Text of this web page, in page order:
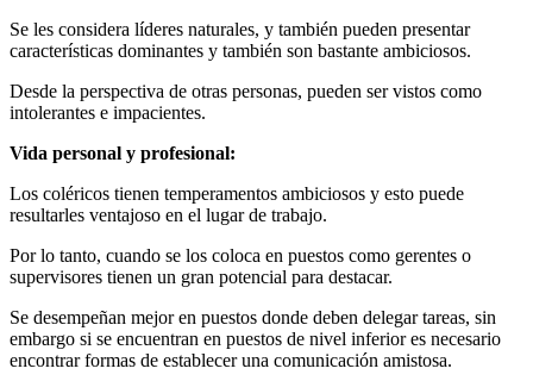
Se les considera líderes naturales, y también pueden presentar
características dominantes y también son bastante ambiciosos.
Desde la perspectiva de otras personas, pueden ser vistos como
intolerantes e impacientes.
Vida personal y profesional:
Los coléricos tienen temperamentos ambiciosos y esto puede
resultarles ventajoso en el lugar de trabajo.
Por lo tanto, cuando se los coloca en puestos como gerentes o
supervisores tienen un gran potencial para destacar.
Se desempeñan mejor en puestos donde deben delegar tareas, sin
embargo si se encuentran en puestos de nivel inferior es necesario
encontrar formas de establecer una comunicación amistosa.